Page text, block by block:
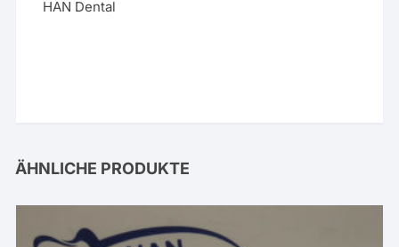
HAN Dental
ÄHNLICHE PRODUKTE